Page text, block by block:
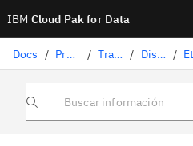
IBM Cloud Pak for Data
Docs / Preparación de datos / Transformación de datos con DataStage / Diseño de flujos /
Buscar información